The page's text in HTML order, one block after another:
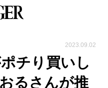
2023.09.02
チり買いし
るさんが推